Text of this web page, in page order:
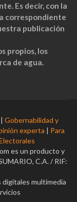
Es decir, con la
correspondiente
publicación
propios, los
de agua.
| Gobernabilidad y
experta | Para
es un producto y
C.A. / RIF:
multimedia